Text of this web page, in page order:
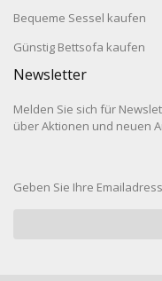
Bequeme Sessel kaufen
Günstig Bettsofa kaufen
Newsletter
Melden Sie sich für
über Aktionen und neuen
Geben Sie Ihre